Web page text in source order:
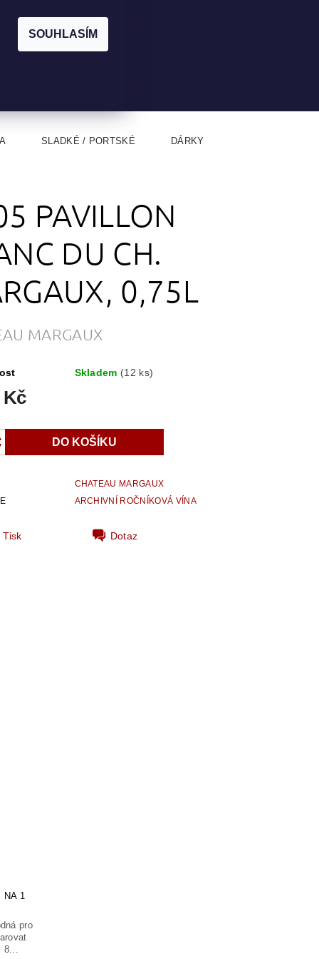
SLADKÉ / PORTSKÉ DÁRKY
PAVILLON
DU CH.
0,75L
MARGAUX
Skladem (12 ks)
Kč
CHATEAU MARGAUX
ARCHIVNÍ ROČNÍKOVÁ VÍNA
Tisk Dotaz
1
pro
SOUHLASÍM